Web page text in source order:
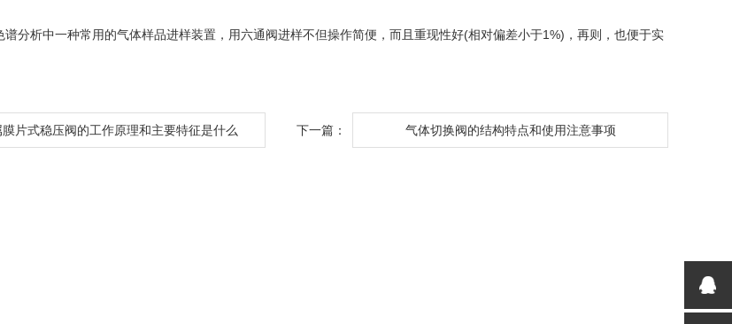
析中一种常用的气体样品进样装置，用六通阀进样不但操作简便，而且重现性好(相对偏差小于1%)，再则，也便于实
片式稳压阀的工作原理和主要特征是什么 下一篇： 气体切换阀的结构特点和使用注意事项